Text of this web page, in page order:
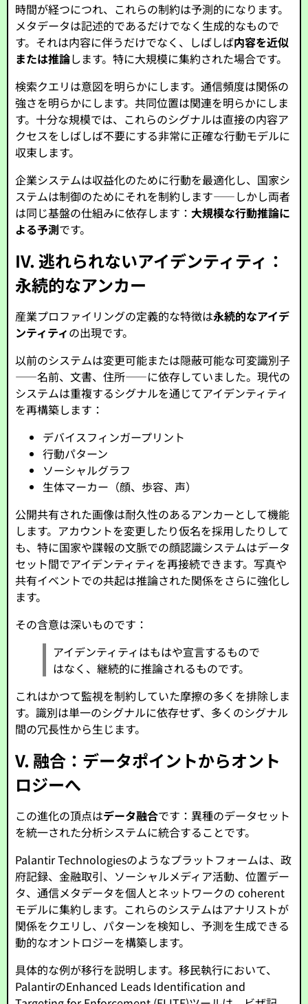
時間が経つにつれ、これらの制約は予測的になります。
メタデータは記述的であるだけでなく生成的なもので
す。それは内容に伴うだけでなく、しばしば内容を近似
または推論します。特に大規模に集約された場合です。
検索クエリは意図を明らかにします。通信頻度は関係の
強さを明らかにします。共同位置は関連を明らかにしま
す。十分な規模では、これらのシグナルは直接の内容ア
クセスをしばしば不要にする非常に正確な行動モデルに
収束します。
企業システムは収益化のために行動を最適化し、国家シ
ステムは制御のためにそれを制約します——しかし両者
は同じ基盤の仕組みに依存します：大規模な行動推論に
よる予測です。
IV. 逃れられないアイデンティティ：
永続的なアンカー
産業プロファイリングの定義的な特徴は永続的なアイデ
ンティティの出現です。
以前のシステムは変更可能または隠蔽可能な可変識別子
——名前、文書、住所——に依存していました。現代の
システムは重複するシグナルを通じてアイデンティティ
を再構築します：
デバイスフィンガープリント
行動パターン
ソーシャルグラフ
生体マーカー（顔、歩容、声）
公開共有された画像は耐久性のあるアンカーとして機能
します。アカウントを変更したり仮名を採用したりして
も、特に国家や諜報の文脈での顔認識システムはデータ
セット間でアイデンティティを再接続できます。写真や
共有イベントでの共起は推論された関係をさらに強化し
ます。
その含意は深いものです：
アイデンティティはもはや宣言するもので
はなく、継続的に推論されるものです。
これはかつて監視を制約していた摩擦の多くを排除しま
す。識別は単一のシグナルに依存せず、多くのシグナル
間の冗長性から生じます。
V. 融合：データポイントからオント
ロジーへ
この進化の頂点はデータ融合です：異種のデータセット
を統一された分析システムに統合することです。
Palantir Technologiesのようなプラットフォームは、政
府記録、金融取引、ソーシャルメディア活動、位置デー
タ、通信メタデータを個人とネットワークの coherent
モデルに集約します。これらのシステムはアナリストが
関係をクエリし、パターンを検知し、予測を生成できる
動的なオントロジーを構築します。
具体的な例が移行を説明します。移民執行において、
PalantirのEnhanced Leads Identification and